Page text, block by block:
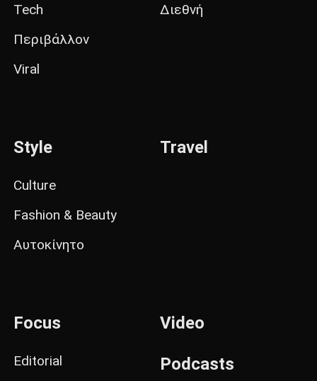
Tech
Περιβάλλον
Viral
Διεθνή
Style
Culture
Fashion & Beauty
Αυτοκίνητο
Travel
Focus
Editorial
Video
Podcasts